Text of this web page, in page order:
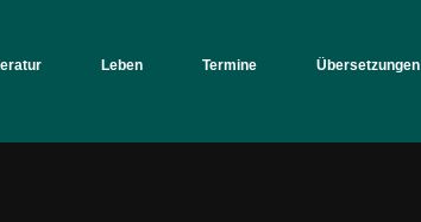
Leben Termine Übersetzungen